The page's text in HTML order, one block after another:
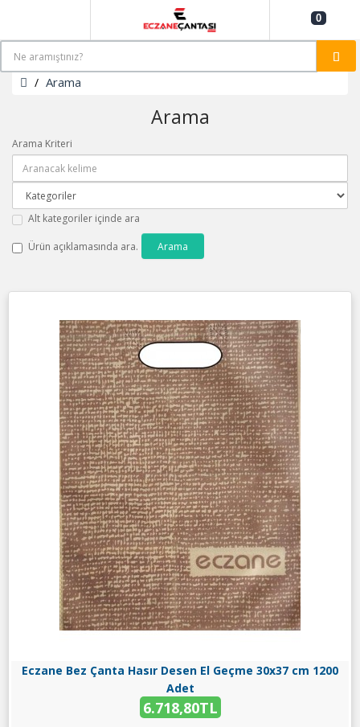
0
Arama
Arama
Arama Kriteri
Alt kategoriler içinde ara
Ürün açıklamasında ara.
Eczane Bez Çanta Hasır Desen El Geçme 30x37 cm 1200
Adet
6.718,80TL